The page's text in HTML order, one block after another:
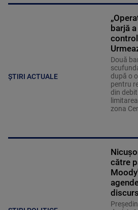
ȘTIRI ACTUALE
barjă
Două
după o
pentru
din
zona
către